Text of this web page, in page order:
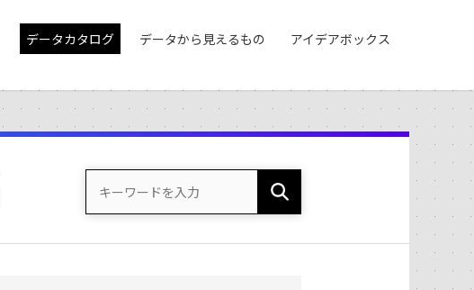
データカタログ データから見えるもの アイデアボックス